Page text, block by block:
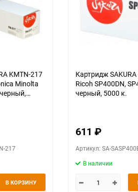
KMTN-217
Minolta
217
В КОРЗИНУ
Картридж
Ricoh SP400DN, SP450DN,
черный, 5000 к.
611 ₽
Артикул: SA-
В наличии